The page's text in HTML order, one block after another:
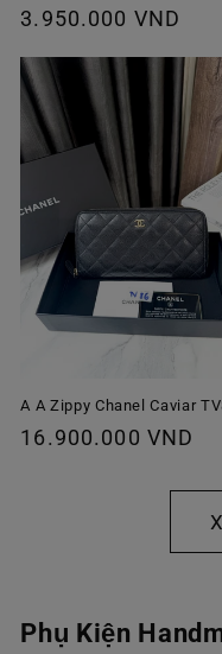
Giá
thường
3.950.000 VND
A A Zippy Chanel Caviar
Giá
16.900.000 VND
Phụ Kiện